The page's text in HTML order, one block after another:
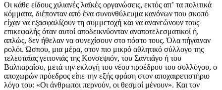
Οι κάθε είδους χιλιανές λαϊκές οργανώσεις, εκτός απʼ τα πολιτικά
κόμματα, διέπονταν από ένα συνονθύλευμα κανόνων που σκοπό
είχαν να εξασφαλίζουν τη συμμετοχή και να ανανεώνουν τους
επικεφαλής όταν αυτοί αποδεικνύονταν αναποτελεσματικοί ή,
απλώς, δεν ήθελαν να συνεχίσουν στο πόστο τους. Όλα πήγαιναν
ρολόι. Ώσπου, μια μέρα, στον πιο μικρό αθλητικό σύλλογο της
τελευταίας γειτονιάς της Κονσεψιόν, του Σαντιάγο ή του
Βαλπαραΐσο, μετά την εκλογή του νέου προέδρου του συλλόγου, ο
αποχωρών πρόεδρος είπε την εξής φράση στον αποχαιρετιστήριο
λόγο του: «Οι άνθρωποι περνούν, οι θεσμοί μένουν». Και τον